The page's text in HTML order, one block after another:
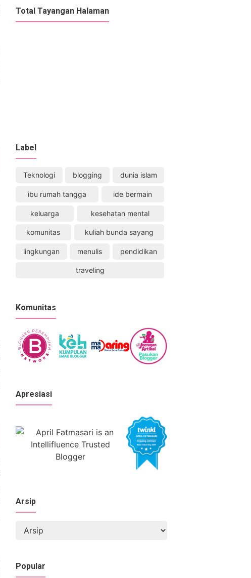
Total Tayangan Halaman
Label
Teknologi blogging dunia islam
ibu rumah tangga ide bermain
keluarga kesehatan mental
komunitas kuliah bunda sayang
lingkungan menulis pendidikan
traveling
Komunitas
Apresiasi
Arsip
Popular